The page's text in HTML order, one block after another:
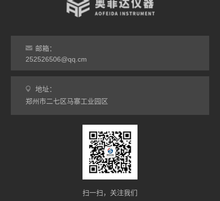
灰分马弗炉
非标定做马弗炉
工业马弗炉
邮箱：
252526506@qq.cm
地址：
郑州市二七区马寨工业园区
扫一扫，关注我们